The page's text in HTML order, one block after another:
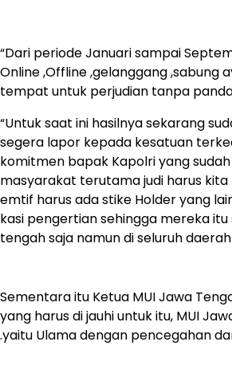
“Dari periode Januari sampai
Online ,Offline ,gelanggang ,sabung
tempat untuk perjudian tanpa
“Untuk saat ini hasilnya sekarang
segera lapor kepada kesatuan
komitmen bapak Kapolri yang
masyarakat terutama judi harus
emtif harus ada stike Holder yang
kasi pengertian sehingga mereka
tengah saja namun di seluruh
Sementara itu Ketua MUI Jawa
yang harus di jauhi untuk itu, MUI
.yaitu Ulama dengan pencegahan